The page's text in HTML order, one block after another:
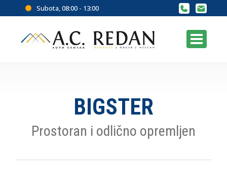
Subota, 08:00 - 13:00
BIGSTER
Prostoran i odlično opremljen